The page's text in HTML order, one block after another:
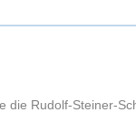
die Rudolf-Steiner-